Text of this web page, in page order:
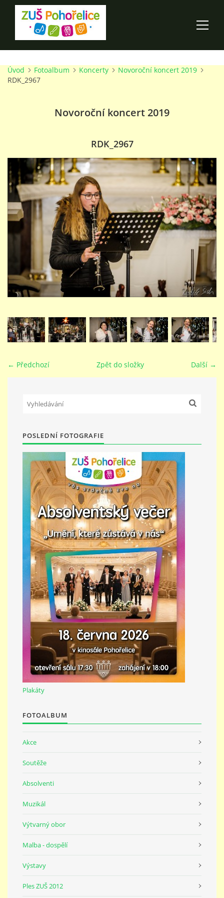
ÚVOD
O ŠKOLE
PRO RODIČE
TALENTOVÉ ZKOUŠKY
STUDIJNÍ OBORY
GALERIE
VIDEA - FILMOVÁ TVORBA
DOKUMENTY / KE STAŽENÍ
KURZY
KONTAKTY
PŘÍMĚSTSKÝ TÁBOR
MISS VÝTVARNÝ MODEL
ZAMĚSTNÁNÍ
DOTACE
GDPR
ZUŠ Pohořelice
Školní 462
Pohořelice
691 23
Úvod Fotoalbum Koncerty
Novoroční koncert 2019
RDK_2967
Novoroční koncert 2019
RDK_2967
← Předchozí Další →
Zpět do složky
POSLEDNÍ FOTOGRAFIE
Plakáty
FOTOALBUM
Akce
Soutěže
Absolventi
Muzikál
Výtvarný obor
Malba - dospělí
Výstavy
Ples ZUŠ 2012